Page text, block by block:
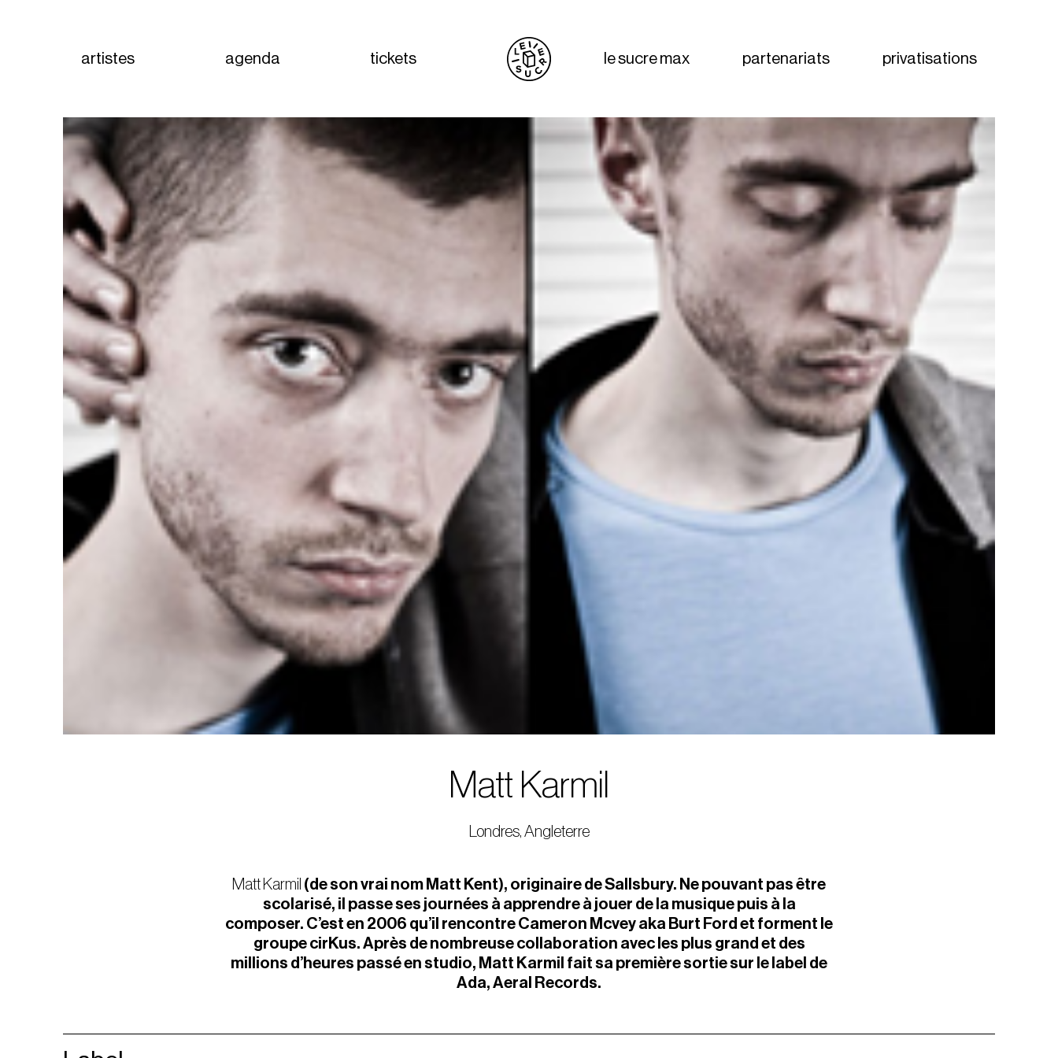
artistes agenda tickets le sucre max partenariats privatisations
Matt Karmil
Londres, Angleterre
Matt Karmil (de son vrai nom Matt Kent), originaire de Sallsbury. Ne pouvant pas être
scolarisé, il passe ses journées à apprendre à jouer de la musique puis à la
composer. C’est en 2006 qu’il rencontre Cameron Mcvey aka Burt Ford et forment le
groupe cirKus. Après de nombreuse collaboration avec les plus grand et des
millions d’heures passé en studio, Matt Karmil fait sa première sortie sur le label de
Ada, Aeral Records.